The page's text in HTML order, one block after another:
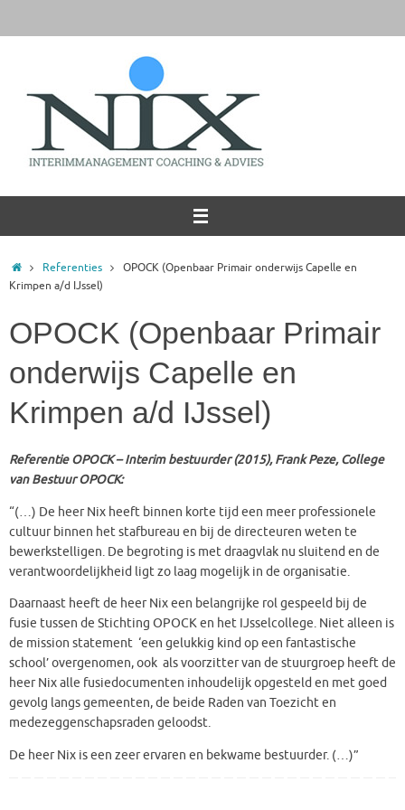
HomeReferenties
OPOCK (Openbaar Primair onderwijs Capelle en
Krimpen a/d IJssel)
OPOCK (Openbaar Primair
onderwijs Capelle en
Krimpen a/d IJssel)
Referentie OPOCK – Interim bestuurder (2015), Frank Peze, College
van Bestuur OPOCK:
“(…) De heer Nix heeft binnen korte tijd een meer professionele
cultuur binnen het stafbureau en bij de directeuren weten te
bewerkstelligen. De begroting is met draagvlak nu sluitend en de
verantwoordelijkheid ligt zo laag mogelijk in de organisatie.
Daarnaast heeft de heer Nix een belangrijke rol gespeeld bij de
fusie tussen de Stichting OPOCK en het IJsselcollege. Niet alleen is
de mission statement ‘een gelukkig kind op een fantastische
school’ overgenomen, ook als voorzitter van de stuurgroep heeft de
heer Nix alle fusiedocumenten inhoudelijk opgesteld en met goed
gevolg langs gemeenten, de beide Raden van Toezicht en
medezeggenschapsraden geloodst.
De heer Nix is een zeer ervaren en bekwame bestuurder. (…)”